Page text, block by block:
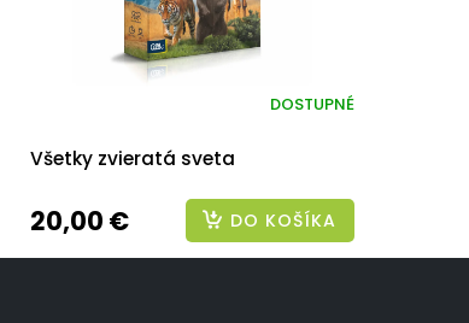
Všetky zvieratá sveta
DOSTUPNÉ
20,00 € DO KOŠÍKA